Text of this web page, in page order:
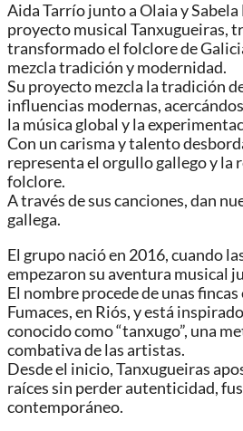
Aida Tarrío junto a Olaia y
proyecto musical Tanxugueiras,
transformado el folclore de
mezcla tradición y modernidad.
Su proyecto mezcla la tradición
influencias modernas,
la música global y la
Con un carisma y talento
representa el orgullo gallego y la
folclore.
A través de sus canciones, dan
gallega.
El grupo nació en 2016, cuando
empezaron su aventura musical
El nombre procede de unas
Fumaces, en Riós, y está
conocido como “tanxugo”, una
combativa de las artistas.
Desde el inicio, Tanxugueiras
raíces sin perder autenticidad,
contemporáneo.